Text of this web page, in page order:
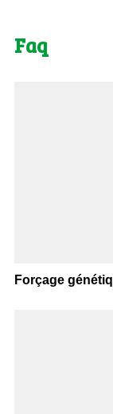
Faq
Forçage